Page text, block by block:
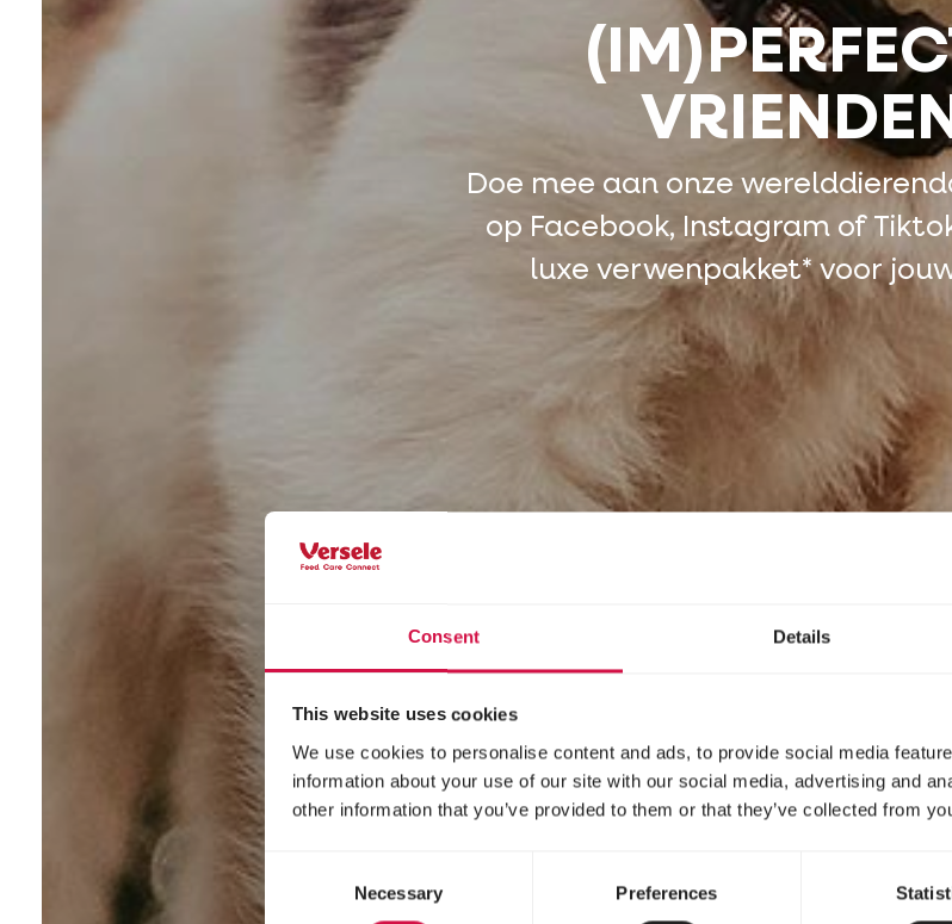
Consent Details
This website uses cookies
We use cookies to personalise content and ads, to provide social media
information about your use of our site with our social media, advertising and
other information that you’ve provided to them or that they’ve collected from
Necessary Preferences
Doe mee aan onze
op Facebook, Instagram of
luxe verwenpakket* voor